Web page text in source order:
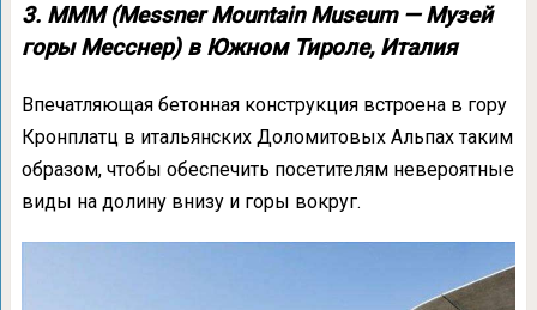
3. MMM (Messner Mountain Museum — Музей
горы Месснер) в Южном Тироле, Италия
Впечатляющая бетонная конструкция встроена в гору
Кронплатц в итальянских Доломитовых Альпах таким
образом, чтобы обеспечить посетителям невероятные
виды на долину внизу и горы вокруг.